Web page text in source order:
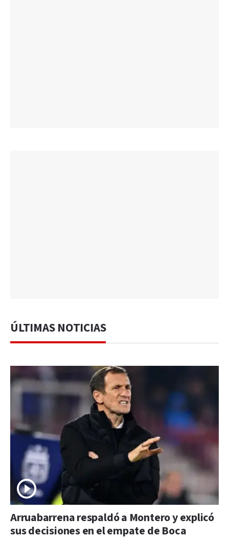
ÚLTIMAS NOTICIAS
Arruabarrena respaldó a Montero y explicó
sus decisiones en el empate de Boca